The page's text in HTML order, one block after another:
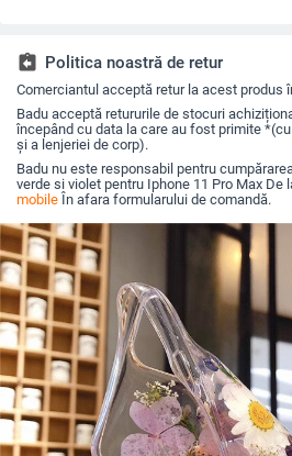
assignment_return Politica noastră de retur
Comerciantul acceptă retur la acest produs
Badu acceptă retururile de stocuri
începând cu data la care au fost primite
și a lenjeriei de corp).
Badu nu este responsabil pentru
verde si violet pentru Iphone 11 Pro Max De
mobile În afara formularului de comandă.